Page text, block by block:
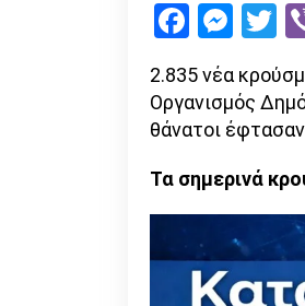
2.835 νέα
Οργανισμός
θάνατοι
Τα σημερινά